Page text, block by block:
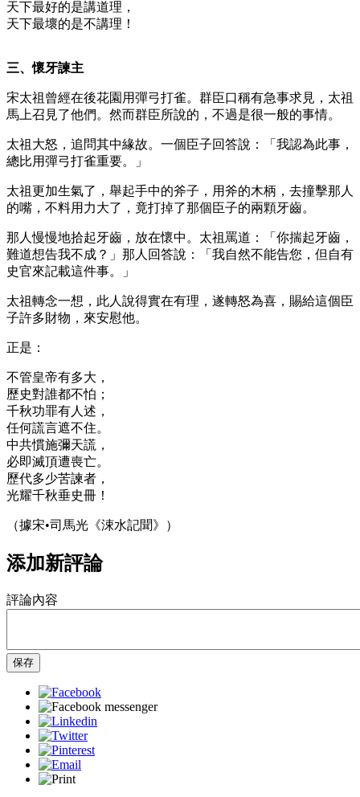
天下最好的是講道理，
天下最壞的是不講理！
三、懷牙諫主
宋太祖曾經在後花園用彈弓打雀。群臣口稱有急事求見，太祖
馬上召見了他們。然而群臣所說的，不過是很一般的事情。
太祖大怒，追問其中緣故。一個臣子回答說：「我認為此事，
總比用彈弓打雀重要。」
太祖更加生氣了，舉起手中的斧子，用斧的木柄，去撞擊那人
的嘴，不料用力大了，竟打掉了那個臣子的兩顆牙齒。
那人慢慢地拾起牙齒，放在懷中。太祖罵道：「你揣起牙齒，
難道想告我不成？」那人回答說：「我自然不能告您，但自有
史官來記載這件事。」
太祖轉念一想，此人說得實在有理，遂轉怒為喜，賜給這個臣
子許多財物，來安慰他。
正是：
不管皇帝有多大，
歷史對誰都不怕；
千秋功罪有人述，
任何謊言遮不住。
中共慣施彌天謊，
必即滅頂遭喪亡。
歷代多少苦諫者，
光耀千秋垂史冊！
（據宋•司馬光《涑水記聞》）
添加新評論
評論內容
保存